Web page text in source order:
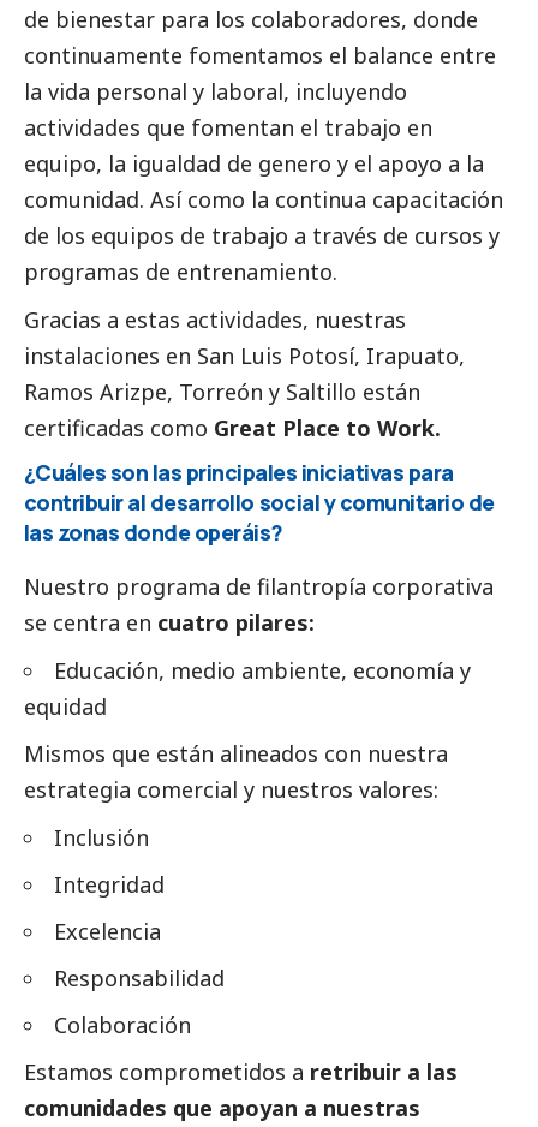
de bienestar para los colaboradores, donde
continuamente fomentamos el balance entre
la vida personal y laboral, incluyendo
actividades que fomentan el trabajo en
equipo, la igualdad de genero y el apoyo a la
comunidad. Así como la continua capacitación
de los equipos de trabajo a través de cursos y
programas de entrenamiento.
Gracias a estas actividades, nuestras
instalaciones en San Luis Potosí, Irapuato,
Ramos Arizpe, Torreón y Saltillo están
certificadas como Great Place to Work.
¿Cuáles son las principales iniciativas para
contribuir al desarrollo socialy comunitario de
las zonas donde operáis?
Nuestro programa de filantropía corporativa
se centra en cuatro pilares:
Educación, medio ambiente, economía y
equidad
Mismos que están alineados con nuestra
estrategia comercial y nuestros valores:
Inclusión
Integridad
Excelencia
Responsabilidad
Colaboración
Estamos comprometidos a retribuir a las
comunidades que apoyan a nuestras